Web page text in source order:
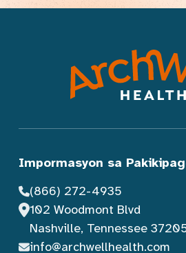
Impormasyon sa
(866) 272-4935
102 Woodmont Blvd
Nashville, Tennessee
info@archwellhealth.com